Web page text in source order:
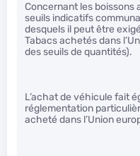
Concernant les boissons
seuils indicatifs
desquels il peut être
Tabacs achetés dans
des seuils de quantités).
L’achat de véhicule fait
réglementation
acheté dans l’Union